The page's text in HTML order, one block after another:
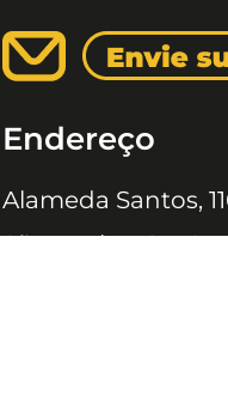
Endereço
Alameda Santos,
São Paulo – SP,